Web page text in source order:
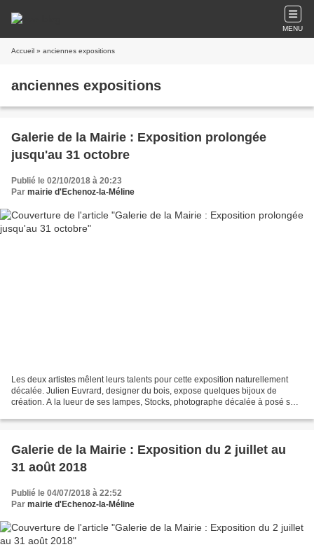
MENU
Accueil » anciennes expositions
anciennes expositions
Galerie de la Mairie : Exposition prolongée
jusqu'au 31 octobre
Publié le 02/10/2018 à 20:23
Par mairie d'Echenoz-la-Méline
Les deux artistes mêlent leurs talents pour cette exposition naturellement
décalée. Julien Euvrard, designer du bois, expose quelques bijoux de
création. A la lueur de ses lampes, Stocks, photographe décalée à posé sur
Galerie de la Mairie : Exposition du 2 juillet au
31 août 2018
Publié le 04/07/2018 à 22:52
Par mairie d'Echenoz-la-Méline